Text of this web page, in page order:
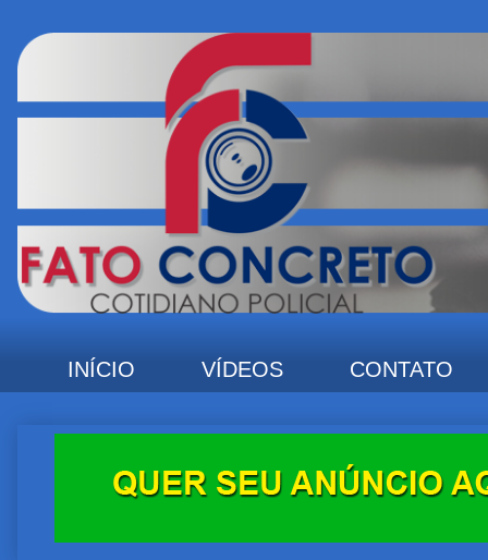
INÍCIO VÍDEOS CONTATO